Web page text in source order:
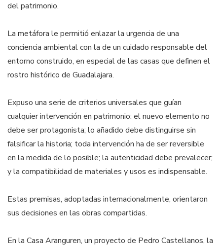
del patrimonio.
La metáfora le permitió enlazar la urgencia de una
conciencia ambiental con la de un cuidado responsable del
entorno construido, en especial de las casas que definen el
rostro histórico de Guadalajara.
Expuso una serie de criterios universales que guían
cualquier intervención en patrimonio: el nuevo elemento no
debe ser protagonista; lo añadido debe distinguirse sin
falsificar la historia; toda intervención ha de ser reversible
en la medida de lo posible; la autenticidad debe prevalecer;
y la compatibilidad de materiales y usos es indispensable.
Estas premisas, adoptadas internacionalmente, orientaron
sus decisiones en las obras compartidas.
En la Casa Aranguren, un proyecto de Pedro Castellanos, la